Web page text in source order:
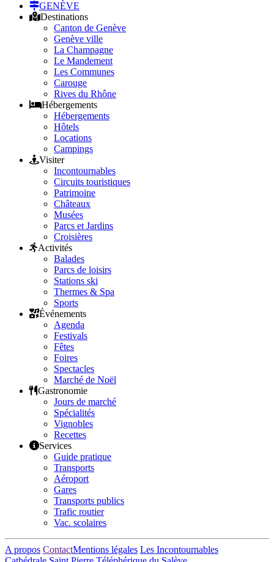
GENÈVE
Destinations
Canton de Genève
Genève ville
La Champagne
Le Mandement
Les Communes
Carouge
Rives du Rhône
Hébergements
Hébergements
Hôtels
Locations
Campings
Visiter
Incontournables
Circuits touristiques
Patrimoine
Châteaux
Musées
Parcs et Jardins
Croisières
Activités
Balades
Parcs de loisirs
Stations ski
Thermes & Spa
Sports
Événements
Agenda
Festivals
Fêtes
Foires
Spectacles
Marché de Noël
Gastronomie
Jours de marché
Spécialités
Vignobles
Recettes
Services
Guide pratique
Transports
Aéroport
Gares
Transports publics
Trafic routier
Vac. scolaires
A propos ContactMentions légales Les Incontournables